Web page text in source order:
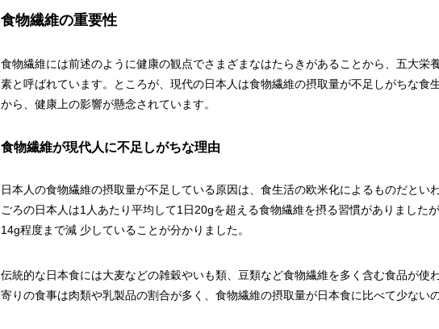
食物繊維の重要性
食物繊維には前述のように健康の観点でさまざまなはたらきがあることから、五大栄
素と呼ばれています。ところが、現代の日本人は食物繊維の摂取量が不足しがちな食
から、健康上の影響が懸念されています。
食物繊維が現代人に不足しがちな理由
日本人の食物繊維の摂取量が不足している原因は、食生活の欧米化によるものだとい
ごろの日本人は1人あたり平均して1日20gを超える食物繊維を摂る習慣がありました
14g程度まで減 少していることが分かりました。
伝統的な日本食には大麦などの雑穀やいも類、豆類など食物繊維を多く含む食品が使
寄りの食事は肉類や乳製品の割合が多く、食物繊維の摂取量が日本食に比べて少ない